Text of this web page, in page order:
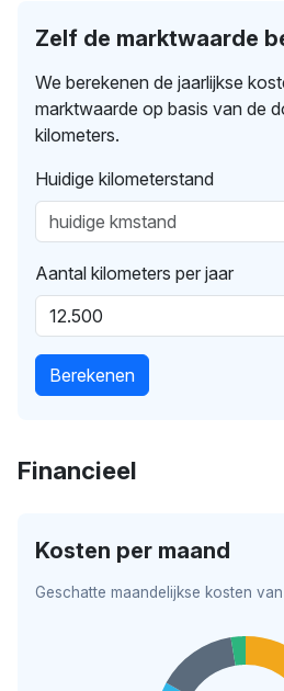
Zelf de marktwaarde
We berekenen de jaarlijkse
marktwaarde op basis van de
kilometers.
Huidige kilometerstand
Aantal kilometers per jaar
Berekenen
Financieel
Kosten per maand
Geschatte maandelijkse kosten